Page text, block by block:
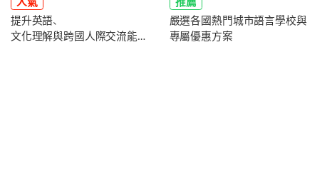
提升英語、
文化理解與跨國人際交流能力
嚴選各國熱門城市語言學校與
專屬優惠方案